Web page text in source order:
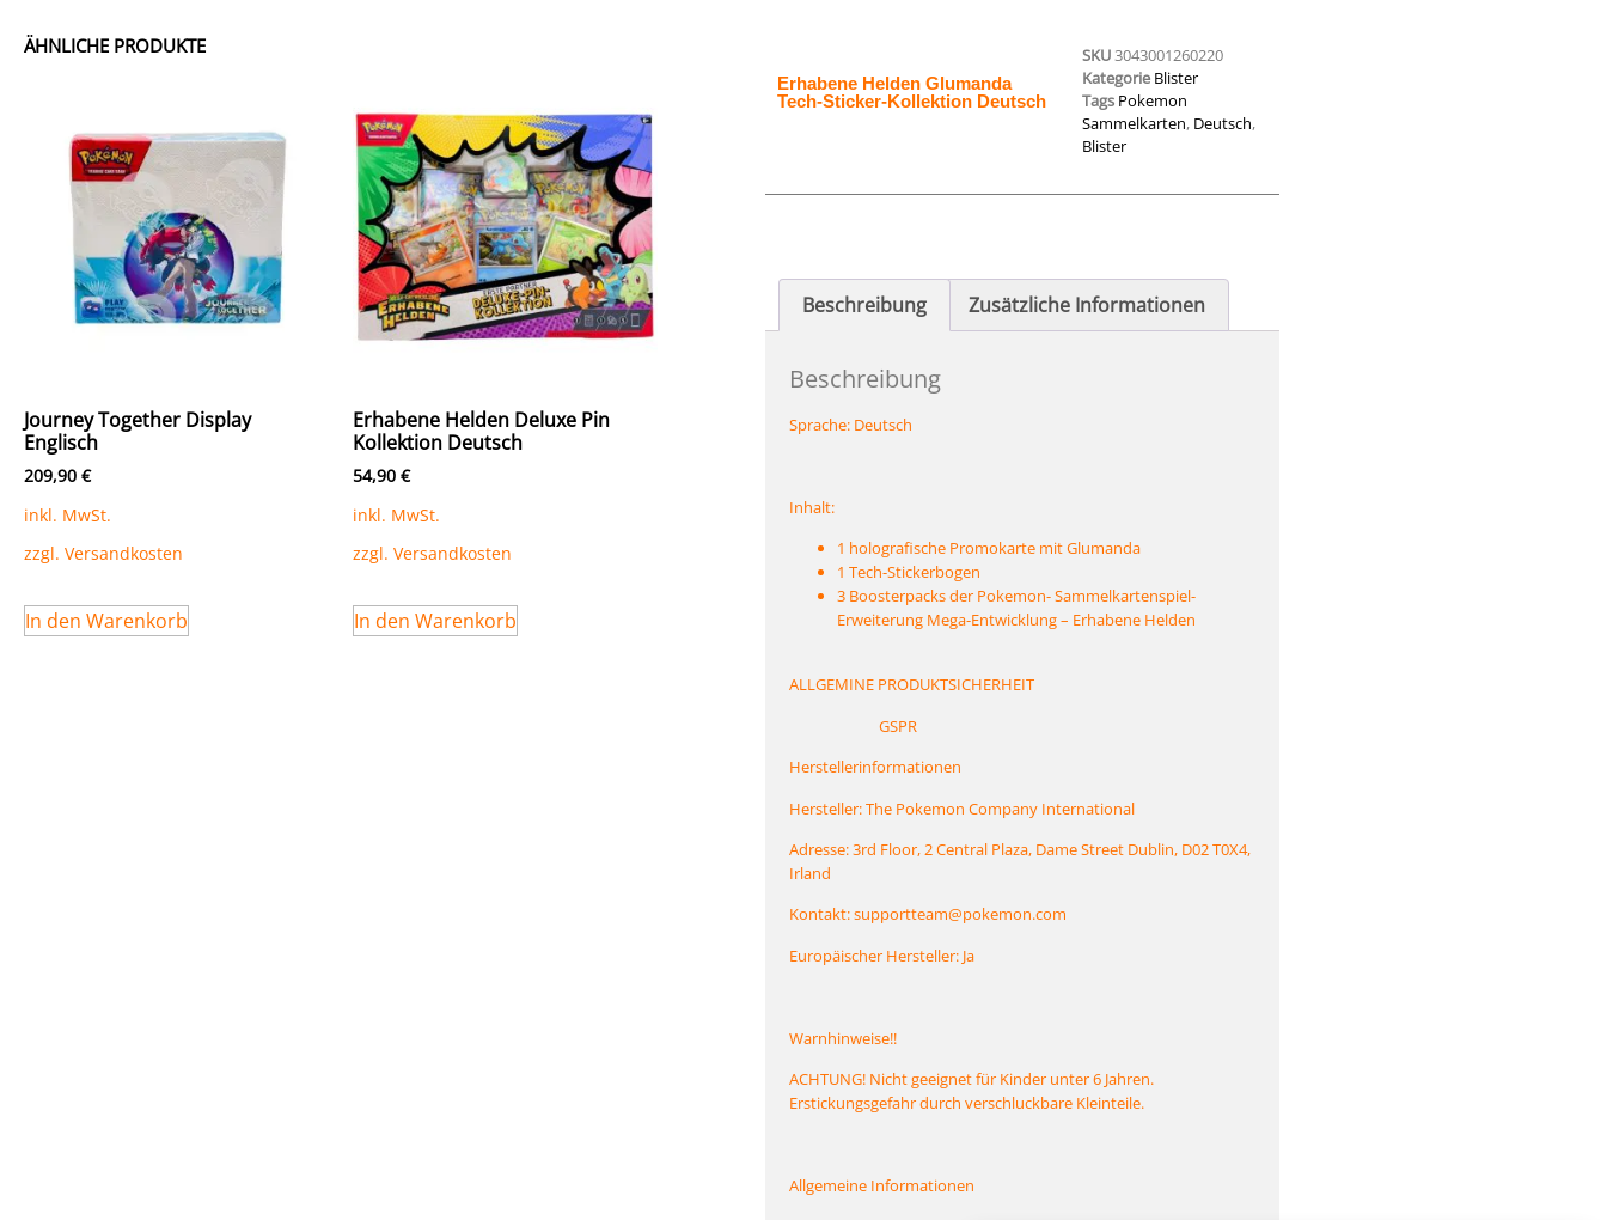
ÄHNLICHE PRODUKTE
Journey Together Display
Englisch
209,90 €
inkl. MwSt.
zzgl. Versandkosten
In den Warenkorb
Erhabene Helden Deluxe Pin
Kollektion Deutsch
54,90 €
inkl. MwSt.
zzgl. Versandkosten
In den Warenkorb
Erhabene Helden Glumanda
Tech-Sticker-Kollektion Deutsch
SKU3043001260220
Kategorie Blister
Tags Pokemon
Sammelkarten, Deutsch,
Blister
Beschreibung Zusätzliche Informationen
Beschreibung
Sprache: Deutsch
Inhalt:
1 holografische Promokarte mit Glumanda
1 Tech-Stickerbogen
3 Boosterpacks der Pokemon- Sammelkartenspiel-
Erweiterung Mega-Entwicklung – Erhabene Helden
ALLGEMINE PRODUKTSICHERHEIT
GSPR
Herstellerinformationen
Hersteller: The Pokemon Company International
Adresse: 3rd Floor, 2 Central Plaza, Dame Street Dublin, D02 T0X4,
Irland
Kontakt: supportteam@pokemon.com
Europäischer Hersteller: Ja
Warnhinweise!!
ACHTUNG! Nicht geeignet für Kinder unter 6 Jahren.
Erstickungsgefahr durch verschluckbare Kleinteile.
Allgemeine Informationen